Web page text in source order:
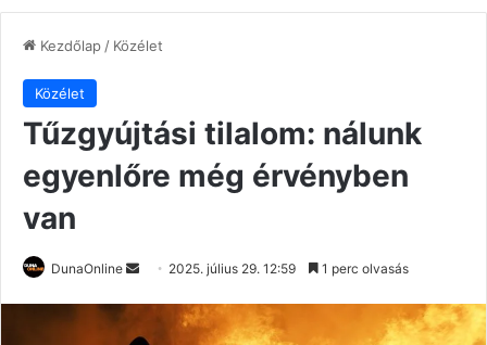
Kezdőlap/ Közélet
Közélet
Tűzgyújtási tilalom: nálunk
egyenlőre még érvényben
van
DunaOnline
Send 2025. július 29. 12:59 1 perc olvasás